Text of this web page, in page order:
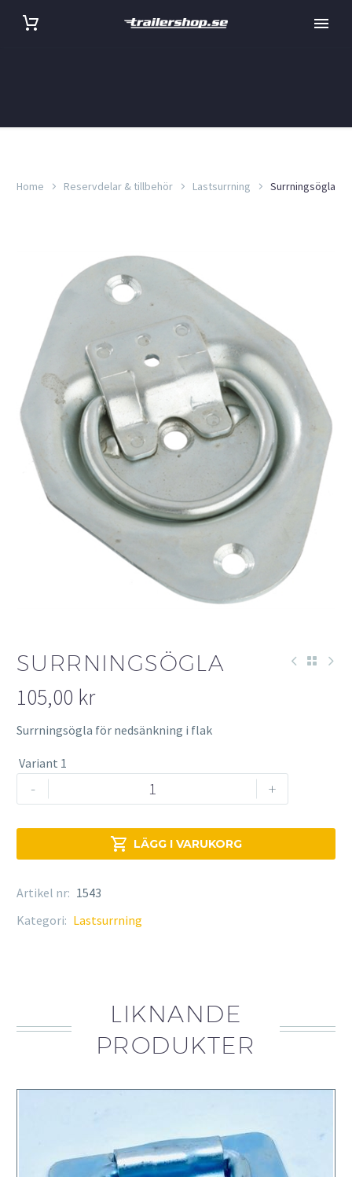
Home Reservdelar & tillbehör Lastsurrning Surrningsögla
SURRNINGSÖGLA
105,00 kr
Surrningsögla för nedsänkning i flak
Variant 1
-
Surrningsögla
mängd
+
 LÄGG I VARUKORG
Artikel nr: 1543
Kategori: Lastsurrning
LIKNANDE
PRODUKTER